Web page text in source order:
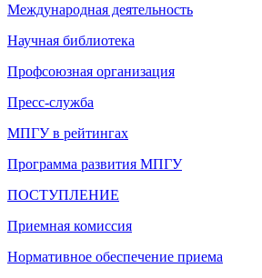
Международная деятельность
Научная библиотека
Профсоюзная организация
Пресс-служба
МПГУ в рейтингах
Программа развития МПГУ
ПОСТУПЛЕНИЕ
Приемная комиссия
Нормативное обеспечение приема